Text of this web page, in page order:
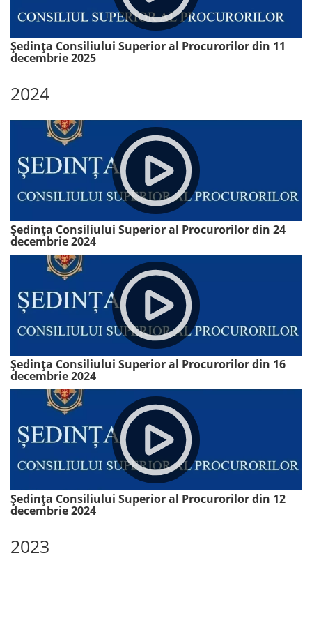
Ședința Consiliului Superior al Procurorilor din 11
decembrie 2025
2024
Ședința Consiliului Superior al Procurorilor din 24
decembrie 2024
Ședința Consiliului Superior al Procurorilor din 16
decembrie 2024
Ședința Consiliului Superior al Procurorilor din 12
decembrie 2024
2023